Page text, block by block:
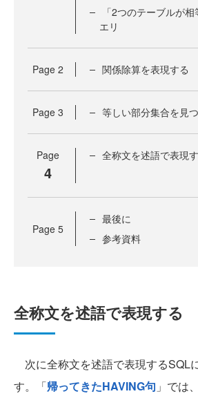
「2つのテーブルが
エリ
Page 2 関係除算を表現する
Page 3 等しい部分集合を見
Page
4
全称文を述語で表現
Page 5
最後に
参考資料
全称文を述語で表現する
次に全称文を述語で表現するSQL
す。「帰ってきたHAVING句 」では